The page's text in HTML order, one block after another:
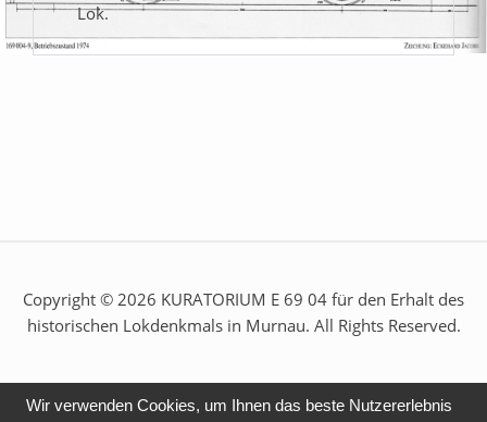
Lok.
Copyright © 2026 KURATORIUM E 69 04 für den Erhalt des
historischen Lokdenkmals in Murnau. All Rights Reserved.
Wir verwenden Cookies, um Ihnen das beste Nutzererlebnis